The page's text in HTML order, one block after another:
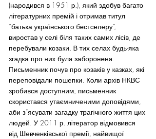
(народився в 1951 р.), який здобув багато
літературних премій і отримав титул
“батька українського бестселеру”,
виростав у селі біля таких самих лісів, де
перебували козаки. В тих селах будь-яка
згадка про них була заборонена.
Письменник почув про козаків у казках, які
переповідали пошепки. Коли архів НКВС
зробився доступним, письменник
скористався утаємниченими доповідями,
аби з”ясувати загадку трагічного життя цих
людей. У 2011 р. літератор відмовився
від Шевченківської премії, найвищої